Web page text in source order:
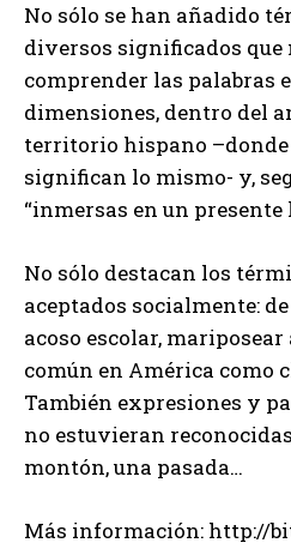
No sólo se han añadido
diversos significados que
comprender las palabras
dimensiones, dentro del
territorio hispano
significan lo mismo- y,
“inmersas en un presente
No sólo destacan los
aceptados socialmente:
acoso escolar,
común en América como
También expresiones y
no estuvieran
montón, una pasada…
Más información: http://